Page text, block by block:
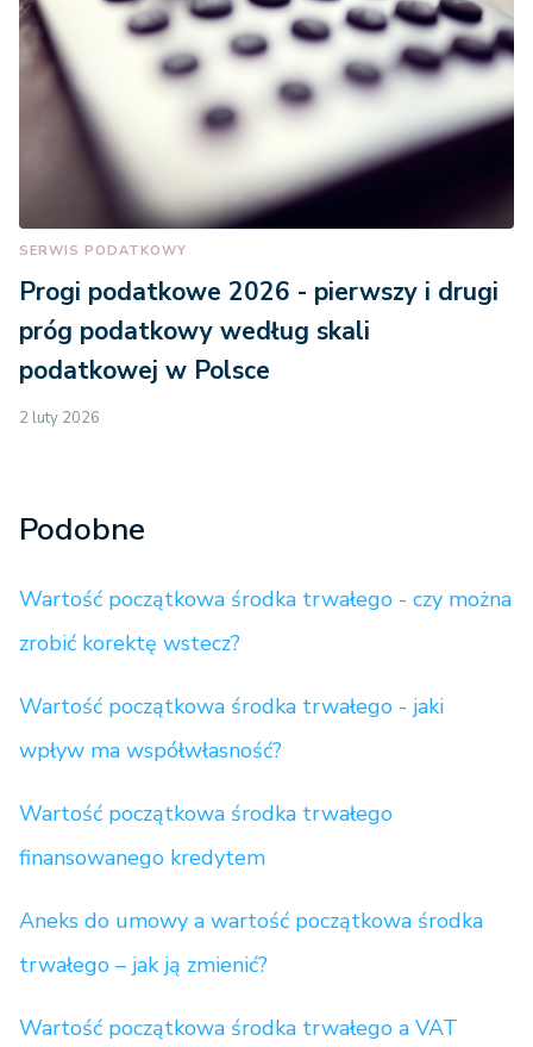
SERWIS PODATKOWY
Progi podatkowe 2026 - pierwszy i drugi
próg podatkowy według skali
podatkowej w Polsce
2 luty 2026
Podobne
Wartość początkowa środka trwałego - czy można
zrobić korektę wstecz?
Wartość początkowa środka trwałego - jaki
wpływ ma współwłasność?
Wartość początkowa środka trwałego
finansowanego kredytem
Aneks do umowy a wartość początkowa środka
trwałego – jak ją zmienić?
Wartość początkowa środka trwałego a VAT